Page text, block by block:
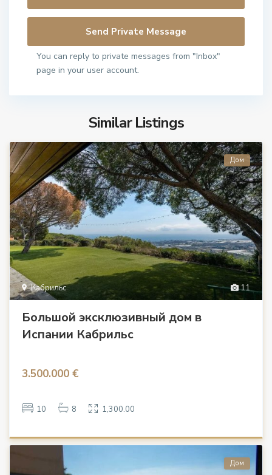
You can reply to private messages from "Inbox"
page in your user account.
Similar Listings
11
Кабрильс
Дом
Большой эксклюзивный дом в
Испании Кабрильс
3.500.000 €
10 8 1,300.00
Дом